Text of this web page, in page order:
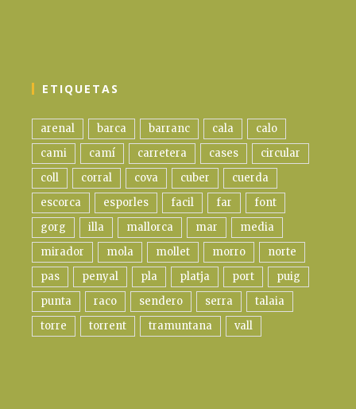
ETIQUETAS
arenal barca barranc cala
calo
cami
camí carretera cases
circular
coll
corral cova cuber
cuerda
escorca
esporles facil far
font
gorg
illa mallorca mar
media
mirador
mola mollet morro
norte
pas
penyal pla platja port
puig
punta
raco sendero serra
talaia
torre
torrent tramuntana vall